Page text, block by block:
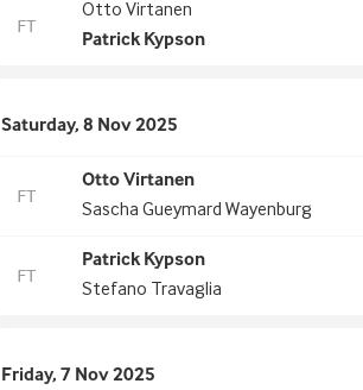
FT
Otto Virtanen
Patrick Kypson
Saturday, 8 Nov 2025
FT
Otto Virtanen
Sascha Gueymard Wayenburg
FT
Patrick Kypson
Stefano Travaglia
Friday, 7 Nov 2025